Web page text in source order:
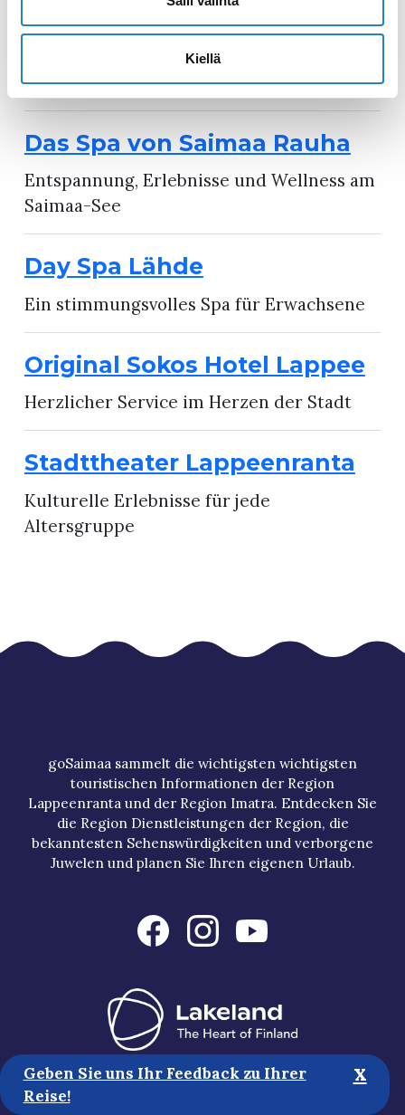
Kiellä
Säräpirtti Kippurasarvi
Lammbraten nach einer tausendjährigen
Tradition zubereitet
Das Spa von Saimaa Rauha
Entspannung, Erlebnisse und Wellness am
Saimaa-See
Day Spa Lähde
Ein stimmungsvolles Spa für Erwachsene
Original Sokos Hotel Lappee
Herzlicher Service im Herzen der Stadt
Stadttheater Lappeenranta
Kulturelle Erlebnisse für jede
Altersgruppe
goSaimaa sammelt die wichtigsten wichtigsten
touristischen Informationen der Region
Lappeenranta und der Region Imatra. Entdecken Sie
die Region Dienstleistungen der Region, die
bekanntesten Sehenswürdigkeiten und verborgene
Juwelen und planen Sie Ihren eigenen Urlaub.
Touristische Informationen
Geben Sie uns Ihr Feedback zu Ihrer
Reise!
x